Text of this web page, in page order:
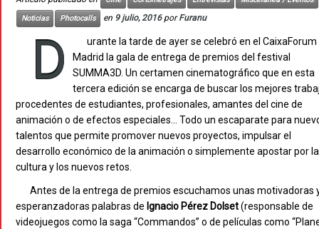
Noticias
Photocalls en 9 julio, 2016 porFuranu
D
urante la tarde de ayer se celebró en el CaixaForum
Madrid la gala de entrega de premios del festival
SUMMA3D. Un certamen cinematográfico que en esta
tercera edición se encarga de buscar los mejores
procedentes de estudiantes, profesionales, amantes del cine de
animación o de efectos especiales… Todo un escaparate para
talentos que permite promover nuevos proyectos, impulsar el
desarrollo económico de la animación o simplemente apostar por la
cultura y los nuevos retos.
Antes de la entrega de premios escuchamos unas motivadoras
esperanzadoras palabras de Ignacio Pérez Dolset(responsable de
videojuegos como la saga “Commandos” o de películas como